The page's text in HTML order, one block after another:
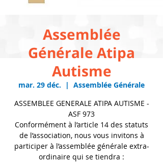
Assemblée
Générale Atipa
Autisme
mar. 29 déc.
  |
Assemblée Générale
ASSEMBLEE GENERALE ATIPA AUTISME -
ASF 973
Conformément à l’article 14 des statuts
de l’association, nous vous invitons à
participer à l’assemblée générale extra-
ordinaire qui se tiendra :